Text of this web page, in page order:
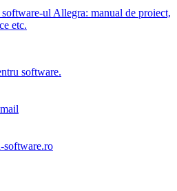
software-ul Allegra: manual de proiect,
etc.
software.
software.ro